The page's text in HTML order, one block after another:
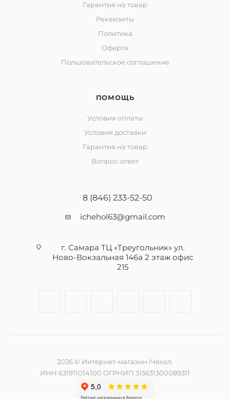
Гарантия на товар
Реквизиты
Политика
Оферта
Пользовательское соглашение
ПОМОЩЬ
Условия оплаты
Условия доставки
Гарантия на товар
Вопрос-ответ
8 (846) 233-52-50
ichehol63@gmail.com
г. Самара ТЦ «Треугольник» ул.
Ново-Вокзальная 146а 2 этаж офис
215
2026 © Интернет-магазин iЧехол.
ИНН 631911014100 ОГРНИП 315631300089311